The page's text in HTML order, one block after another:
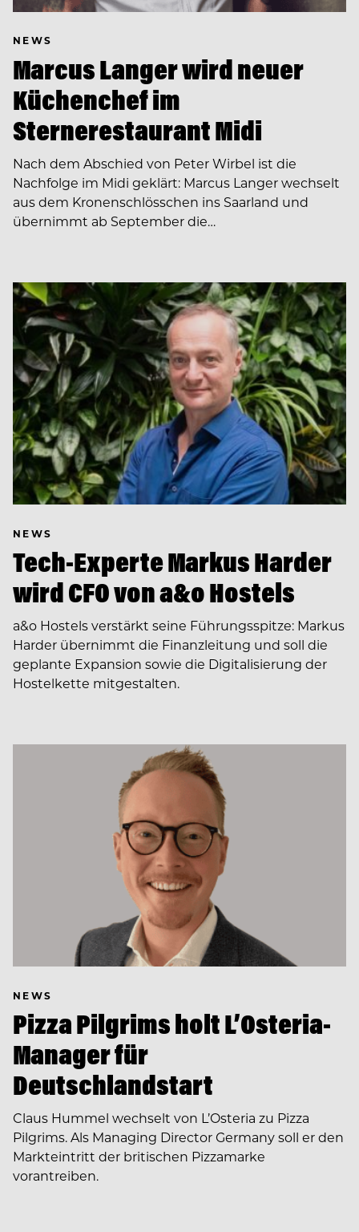
NEWS
Marcus Langer wird neuer
Küchenchef im
Sternerestaurant Midi
Nach dem Abschied von Peter Wirbel ist die
Nachfolge im Midi geklärt: Marcus Langer wechselt
aus dem Kronenschlösschen ins Saarland und
übernimmt ab September die…
NEWS
Tech-Experte Markus Harder
wird CFO von a&o Hostels
a&o Hostels verstärkt seine Führungsspitze: Markus
Harder übernimmt die Finanzleitung und soll die
geplante Expansion sowie die Digitalisierung der
Hostelkette mitgestalten.
NEWS
Pizza Pilgrims holt L’Osteria-
Manager für
Deutschlandstart
Claus Hummel wechselt von L’Osteria zu Pizza
Pilgrims. Als Managing Director Germany soll er den
Markteintritt der britischen Pizzamarke
vorantreiben.